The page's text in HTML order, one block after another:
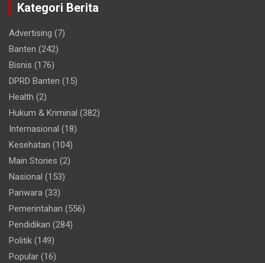
Kategori Berita
Advertising (7)
Banten (242)
Bisnis (176)
DPRD Banten (15)
Health (2)
Hukum & Kriminal (382)
Internasional (18)
Kesehatan (104)
Main Stories (2)
Nasional (153)
Pariwara (33)
Pemerintahan (556)
Pendidikan (284)
Politik (149)
Popular (16)